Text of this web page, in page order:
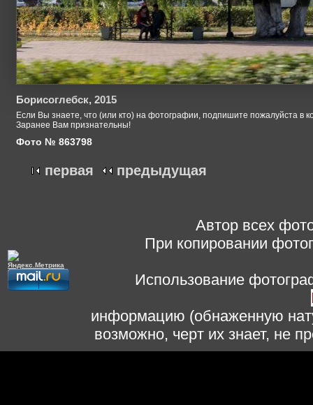
Борисоглебск, 2015
Если Вы знаете, что (или кто) на фотографии, подпишите пожалуйста в
Заранее Вам признательны!
Фото № 863798
первая предыдущая
Автор всех
При копировании
Использование
информацию (обнаженную
возможно, черт их знает, не